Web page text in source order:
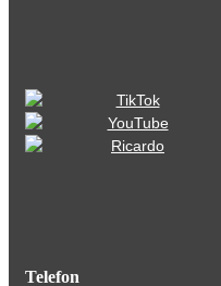
Telefon